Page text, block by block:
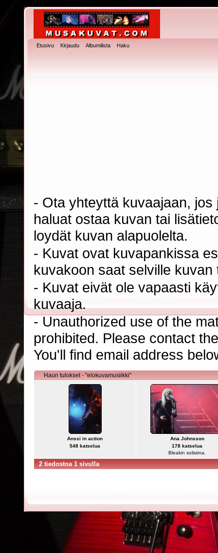
Etusivu Kirjaudu Albumilista Haku
- Ota yhteyttä kuvaajaan,
haluat ostaa kuvan tai
loydät kuvan alapuolelta.
- Kuvat ovat kuvapankissa
kuvakoon saat selville
- Kuvat eivät ole vapaasti
kuvaaja.
- Unauthorized use of the
prohibited. Please contact
You'll find email address
Haun tulokset - "elokuvamusiikki"
Anssi in action
548 katselua
Ana Johnsson
178 katselua
Bleakin solistina.
2 tiedostoa 1 sivulla